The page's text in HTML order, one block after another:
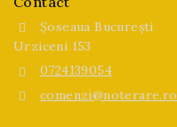
Șoseaua București
Urziceni 153
0724139054
comenzi@noterare.ro